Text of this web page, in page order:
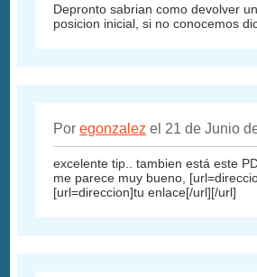
Depronto sabrian como devolver
posicion inicial, si no conocemos
Poregonzalez el 21 de Junio
excelente tip.. tambien está este
me parece muy bueno,
[url=direccion]tu enlace[/url][/url]